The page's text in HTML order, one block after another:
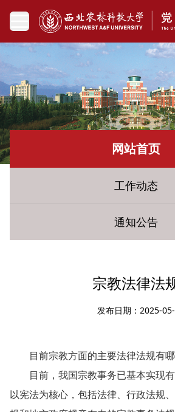
网站首页
工作动态
通知公告
宗教法律法
发布日期：2025-
目前宗教方面的主要法律法规有
目前，我国宗教事务已基本实现
以宪法为核心，包括法律、行政法规